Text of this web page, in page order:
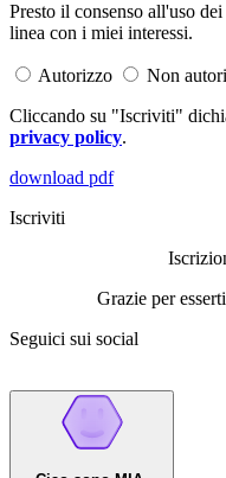
Presto il consenso all'uso
linea con i miei interessi.
Autorizzo
Non
Cliccando su "Iscriviti"
privacy policy.
download pdf
Iscriviti
Grazie per
Seguici sui social